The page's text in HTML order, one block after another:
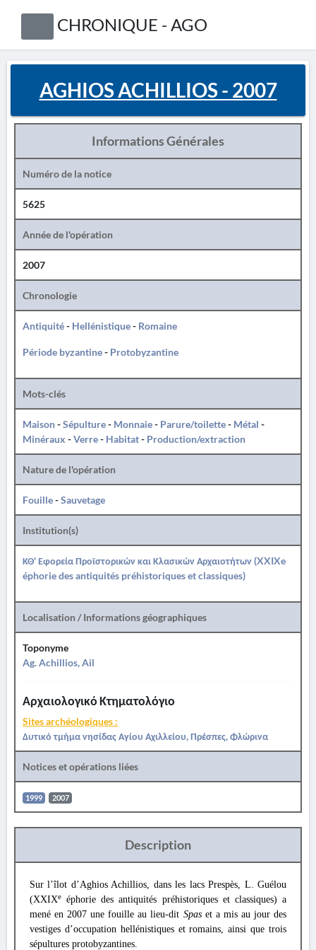
CHRONIQUE - AGO
AGHIOS ACHILLIOS - 2007
Informations Générales
Numéro de la notice
5625
Année de l'opération
2007
Chronologie
Antiquité- Hellénistique- Romaine
Période byzantine- Protobyzantine
Mots-clés
Maison-Sépulture- Monnaie- Parure/toilette- Métal -
Minéraux -Verre- Habitat- Production/extraction
Nature de l'opération
Fouille-Sauvetage
Institution(s)
ΚΘ' Εφορεία Προϊστορικών και Κλασικών Αρχαιοτήτων (XXIXe
éphorie des antiquités préhistoriques et classiques)
Localisation / Informations géographiques
Toponyme
Ag. Achillios, Ail
Αρχαιολογικό Κτηματολόγιο
Sites archéologiques :
Δυτικό τμήμα νησίδας Αγίου Αχιλλείου, Πρέσπες, Φλώρινα
Notices et opérations liées
1999 2007
Description
Sur l’îlot d’Aghios Achillios, dans les lacs Prespès, L. Guélou
(XXIXe
éphorie des antiquités préhistoriques et classiques) a
mené en 2007 une fouille au lieu-dit Spaset a mis au jour des
vestiges d’occupation hellénistiques et romains, ainsi que trois
sépultures protobyzantines.